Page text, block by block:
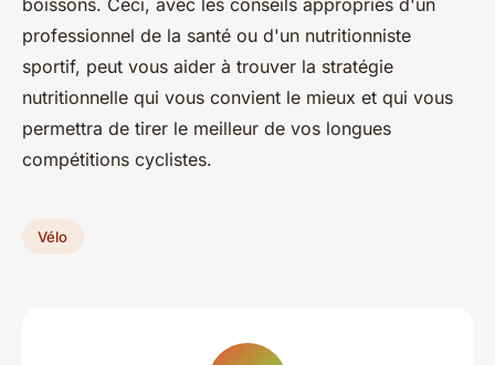
boissons. Ceci, avec les conseils appropriés d'un
professionnel de la santé ou d'un nutritionniste
sportif, peut vous aider à trouver la stratégie
nutritionnelle qui vous convient le mieux et qui vous
permettra de tirer le meilleur de vos longues
compétitions cyclistes.
Vélo